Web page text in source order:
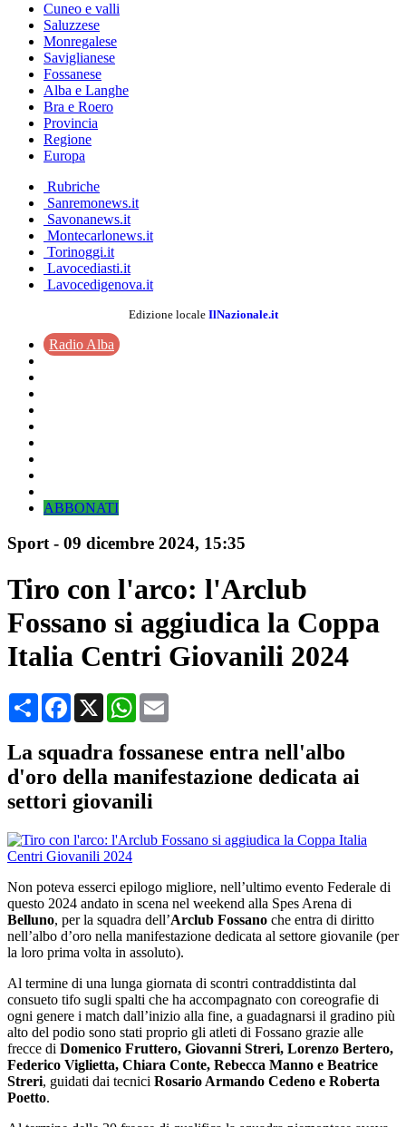
Cuneo e valli
Saluzzese
Monregalese
Saviglianese
Fossanese
Alba e Langhe
Bra e Roero
Provincia
Regione
Europa
Rubriche
Sanremonews.it
Savonanews.it
Montecarlonews.it
Torinoggi.it
Lavocediasti.it
Lavocedigenova.it
Edizione locale IlNazionale.it
Radio Alba
ABBONATI
Sport - 09 dicembre 2024, 15:35
Tiro con l'arco: l'Arclub
Fossano si aggiudica la Coppa
Italia Centri Giovanili 2024
CondividiFacebook
X WhatsApp
La squadra fossanese entra nell'albo
d'oro della manifestazione dedicata ai
settori giovanili
Non poteva esserci epilogo migliore, nell’ultimo evento Federale di
questo 2024 andato in scena nel weekend alla Spes Arena di
Belluno, per la squadra dell’Arclub Fossano che entra di diritto
nell’albo d’oro nella manifestazione dedicata al settore giovanile (per
la loro prima volta in assoluto).
Al termine di una lunga giornata di scontri contraddistinta dal
consueto tifo sugli spalti che ha accompagnato con coreografie di
ogni genere i match dall’inizio alla fine, a guadagnarsi il gradino più
alto del podio sono stati proprio gli atleti di Fossano grazie alle
frecce di Domenico Fruttero, Giovanni Streri, Lorenzo Bertero,
Federico Viglietta, Chiara Conte, Rebecca Manno e Beatrice
Streri, guidati dai tecnici Rosario Armando Cedeno e Roberta
Poetto.